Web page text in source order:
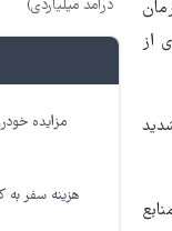
از
درآمد میلیاردی)
مزایده
هزینه سفر به